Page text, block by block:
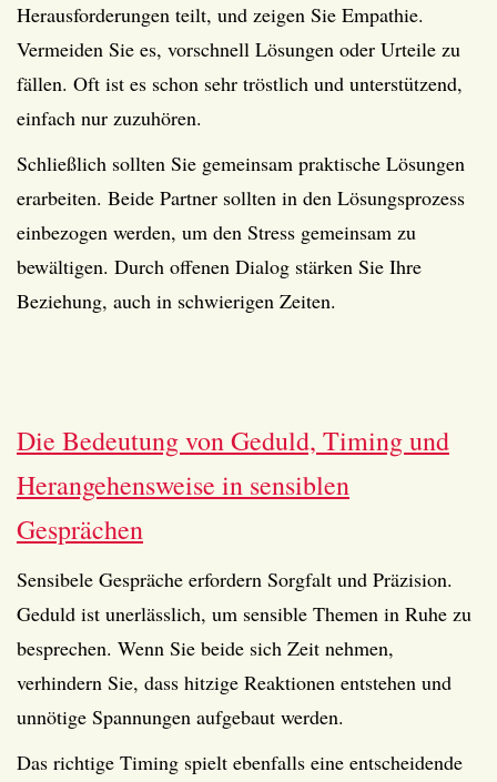
Herausforderungen teilt, und zeigen Sie Empathie.
Vermeiden Sie es, vorschnell Lösungen oder Urteile zu
fällen. Oft ist es schon sehr tröstlich und unterstützend,
einfach nur zuzuhören.
Schließlich sollten Sie gemeinsam praktische Lösungen
erarbeiten. Beide Partner sollten in den Lösungsprozess
einbezogen werden, um den Stress gemeinsam zu
bewältigen. Durch offenen Dialog stärken Sie Ihre
Beziehung, auch in schwierigen Zeiten.
Die Bedeutung von Geduld, Timing und
Herangehensweise in sensiblen
Gesprächen
Sensibele Gespräche erfordern Sorgfalt und Präzision.
Geduld ist unerlässlich, um sensible Themen in Ruhe zu
besprechen. Wenn Sie beide sich Zeit nehmen,
verhindern Sie, dass hitzige Reaktionen entstehen und
unnötige Spannungen aufgebaut werden.
Das richtige Timing spielt ebenfalls eine entscheidende